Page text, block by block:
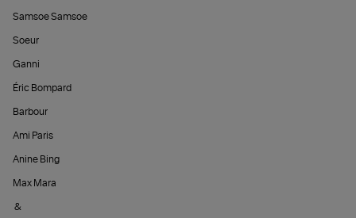
Samsoe Samsoe
Soeur
Ganni
Éric Bompard
Barbour
Ami Paris
Anine Bing
Max Mara
&